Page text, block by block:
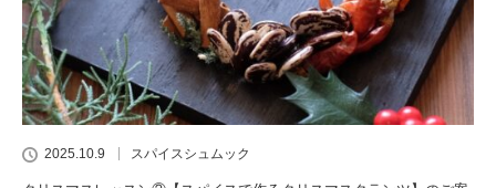
2025.10.9 スパイスシュムック